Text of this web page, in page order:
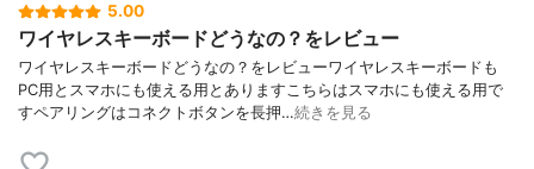
5.00
ワイヤレスキーボードどうなの？をレビュー
ワイヤレスキーボードどうなの？をレビューワイヤレスキーボードも
PC用とスマホにも使える用とありますこちらはスマホにも使える用で
すペアリングはコネクトボタンを長押…続きを見る